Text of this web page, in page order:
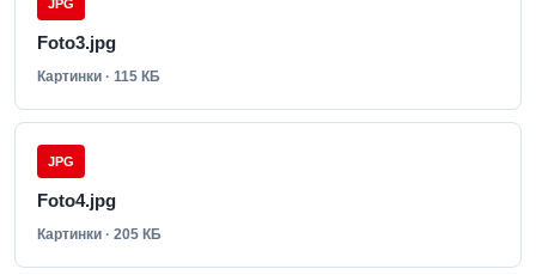
JPG
Foto3.jpg
Картинки · 115 КБ
JPG
Foto4.jpg
Картинки · 205 КБ